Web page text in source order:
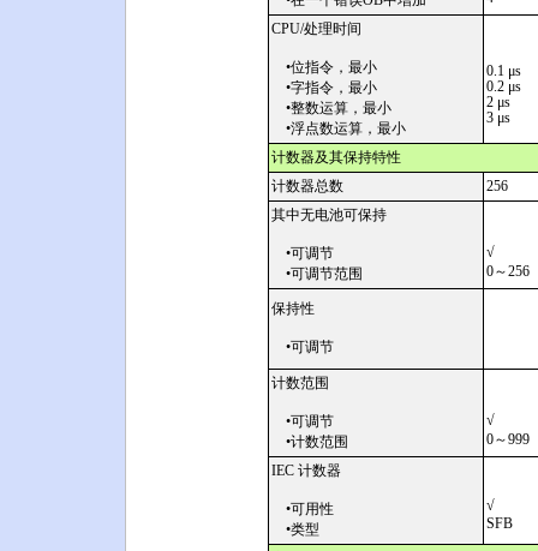
CPU/处理时间
•位指令，最小
•字指令，最小
•整数运算，最小
•浮点数运算，最小
0.1 μs
0.2 μs
2 μs
3 μs
计数器及其保持特性
计数器总数
256
其中无电池可保持
•可调节
•可调节范围
√
0～256
保持性
•可调节
计数范围
•可调节
•计数范围
√
0～999
IEC 计数器
•可用性
•类型
√
SFB